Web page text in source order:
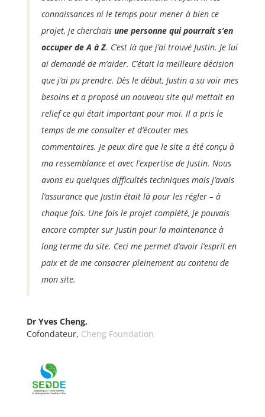
connaissances ni le temps pour mener à bien ce
projet, je cherchais une personne qui pourrait s’en
occuper de A à Z. C’est là que j’ai trouvé Justin. Je lui
ai demandé de m’aider. C’était la meilleure décision
que j’ai pu prendre. Dès le début, Justin a su voir mes
besoins et a proposé un nouveau site qui mettait en
relief ce qui était important pour moi. Il a pris le
temps de me consulter et d’écouter mes
commentaires. Je peux dire que le site a été conçu à
ma ressemblance et avec l’expertise de Justin. Nous
avons eu quelques difficultés techniques mais j’avais
l’assurance que Justin était là pour les régler – à
chaque fois. Une fois le projet complété, je pouvais
encore compter sur Justin pour la maintenance à
long terme du site. Ceci me permet d’avoir l’esprit en
paix et de me consacrer pleinement au contenu de
mon site.
Dr Yves Cheng,
Cofondateur, Cheng Foundation